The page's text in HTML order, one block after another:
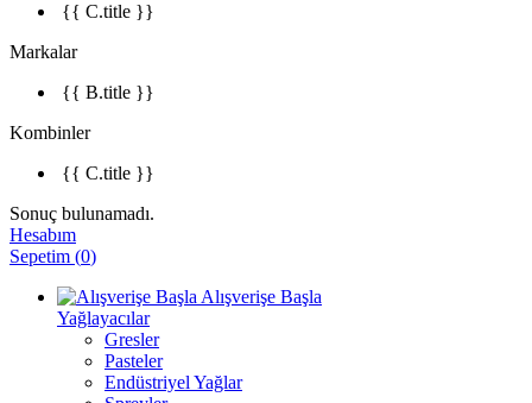
{{ C.title }}
Markalar
{{ B.title }}
Kombinler
{{ C.title }}
Sonuç bulunamadı.
Hesabım
Sepetim (0)
Alışverişe Başla
Yağlayacılar
Gresler
Pasteler
Endüstriyel Yağlar